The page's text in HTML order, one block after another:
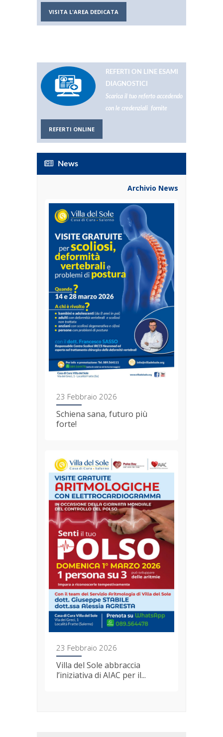
VISITA L'AREA DEDICATA
REFERTI ON LINE ESAMI
DIAGNOSTICI
Scarica il tuo referto accedendo
con le credenziali fornite
REFERTI ONLINE
News
Archivio News
23 Febbraio 2026
Schiena sana, futuro più
forte!
23 Febbraio 2026
Villa del Sole abbraccia
l’iniziativa di AIAC per il...